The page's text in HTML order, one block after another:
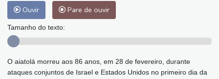
Ouvir Pare de ouvir
Tamanho do texto:
O aiatolá morreu aos 86 anos, em 28 de fevereiro, durante
ataques conjuntos de Israel e Estados Unidos no primeiro dia da